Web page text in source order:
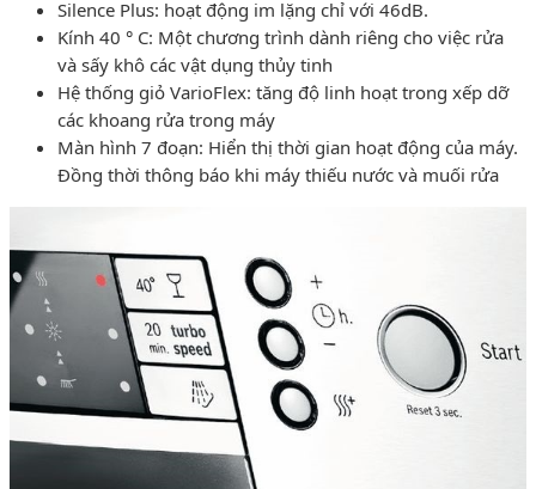
Silence Plus: hoạt động im lặng chỉ với 46dB.
Kính 40 ° C: Một chương trình dành riêng cho việc rửa
và sấy khô các vật dụng thủy tinh
Hệ thống giỏ VarioFlex: tăng độ linh hoạt trong xếp dỡ
các khoang rửa trong máy
Màn hình 7 đoạn: Hiển thị thời gian hoạt động của máy.
Đồng thời thông báo khi máy thiếu nước và muối rửa